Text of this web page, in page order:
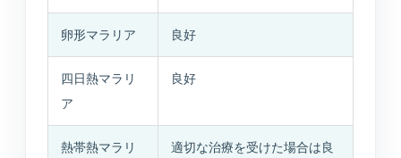
卵形マラリア 良好
四日熱マラリ
ア
良好
熱帯熱マラリ
適切な治療を受けた場合は良